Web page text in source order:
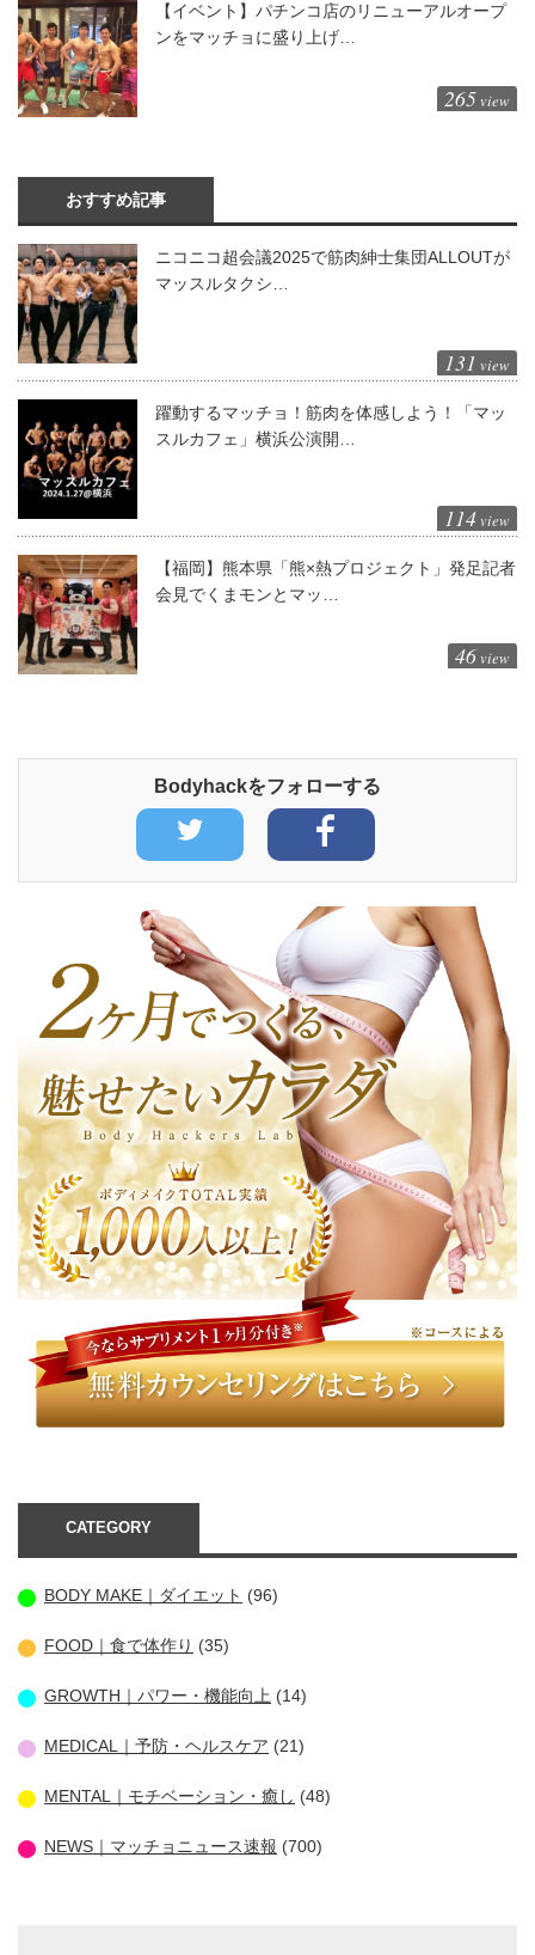
【イベント】パチンコ店のリニューアルオープ
ンをマッチョに盛り上げ…
265 view
おすすめ記事
ニコニコ超会議2025で筋肉紳士集団ALLOUTが
マッスルタクシ…
131 view
躍動するマッチョ！筋肉を体感しよう！「マッ
スルカフェ」横浜公演開…
114 view
【福岡】熊本県「熊×熱プロジェクト」発足記者
会見でくまモンとマッ…
46 view
Bodyhackをフォローする
CATEGORY
BODY MAKE｜ダイエット (96)
FOOD｜食で体作り (35)
GROWTH｜パワー・機能向上 (14)
MEDICAL｜予防・ヘルスケア (21)
MENTAL｜モチベーション・癒し (48)
NEWS｜マッチョニュース速報 (700)